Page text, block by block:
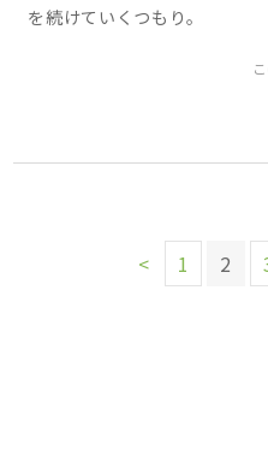
を続けていくつもり。
< 1 2